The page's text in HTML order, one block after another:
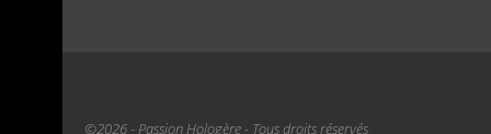
©2026 - Passion Hologère - Tous droits réservés